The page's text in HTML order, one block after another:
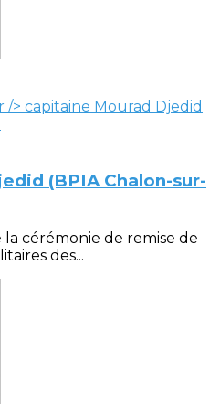
(BPIA Chalon-sur-
la cérémonie de remise de
des...